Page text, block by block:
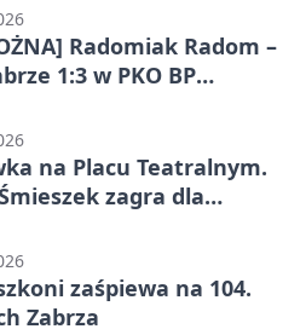
Radomiak Radom –
1:3 w PKO BP
zabrzanom zwycięstwo
na Placu Teatralnym.
zagra dla
zaśpiewa na 104.
Zabrza